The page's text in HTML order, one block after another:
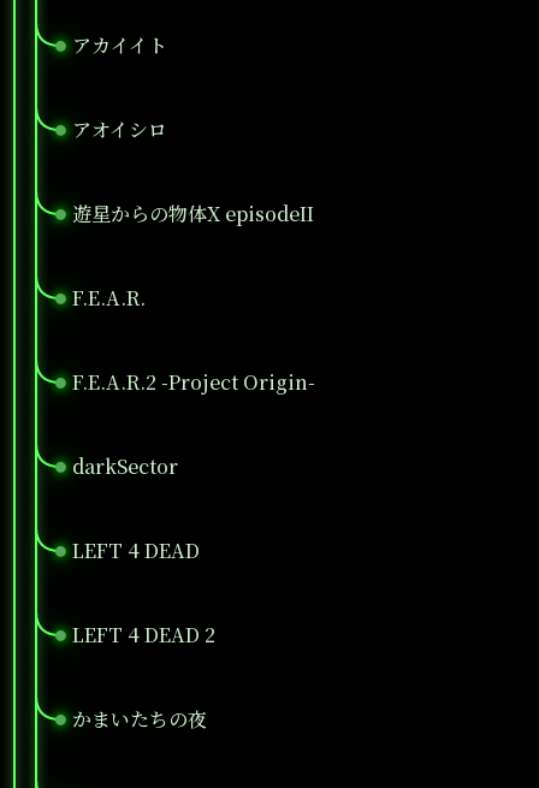
アカイイト
●
アオイシロ
●
遊星からの物体X episodeII
●
F.E.A.R.
●
F.E.A.R.2 -Project Origin-
●
darkSector
●
LEFT 4 DEAD
●
LEFT 4 DEAD 2
●
かまいたちの夜
●